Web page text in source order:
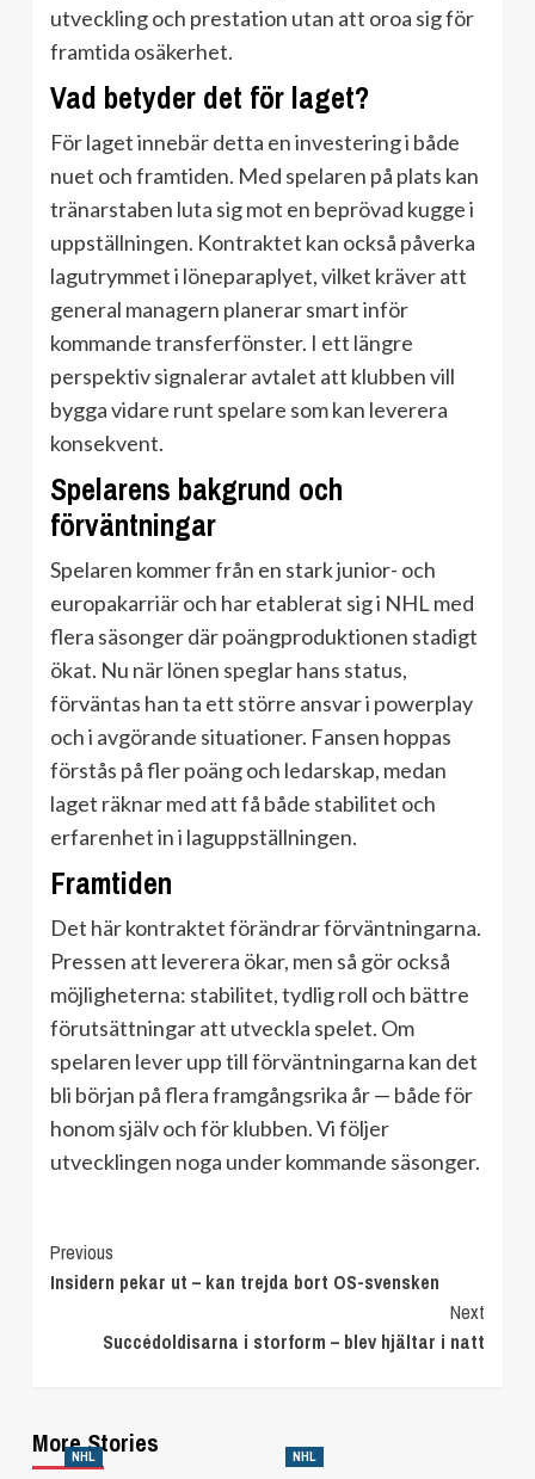
utveckling och prestation utan att oroa sig för
framtida osäkerhet.
Vad betyder det för laget?
För laget innebär detta en investering i både
nuet och framtiden. Med spelaren på plats kan
tränarstaben luta sig mot en beprövad kugge i
uppställningen. Kontraktet kan också påverka
lagutrymmet i löneparaplyet, vilket kräver att
general managern planerar smart inför
kommande transferfönster. I ett längre
perspektiv signalerar avtalet att klubben vill
bygga vidare runt spelare som kan leverera
konsekvent.
Spelarens bakgrund och
förväntningar
Spelaren kommer från en stark junior- och
europakarriär och har etablerat sig i NHL med
flera säsonger där poängproduktionen stadigt
ökat. Nu när lönen speglar hans status,
förväntas han ta ett större ansvar i powerplay
och i avgörande situationer. Fansen hoppas
förstås på fler poäng och ledarskap, medan
laget räknar med att få både stabilitet och
erfarenhet in i laguppställningen.
Framtiden
Det här kontraktet förändrar förväntningarna.
Pressen att leverera ökar, men så gör också
möjligheterna: stabilitet, tydlig roll och bättre
förutsättningar att utveckla spelet. Om
spelaren lever upp till förväntningarna kan det
bli början på flera framgångsrika år — både för
honom själv och för klubben. Vi följer
utvecklingen noga under kommande säsonger.
Continue
Reading
Previous
Insidern pekar ut – kan trejda bort OS-svensken
Next
Succédoldisarna i storform – blev hjältar i natt
More Stories
NHL NHL